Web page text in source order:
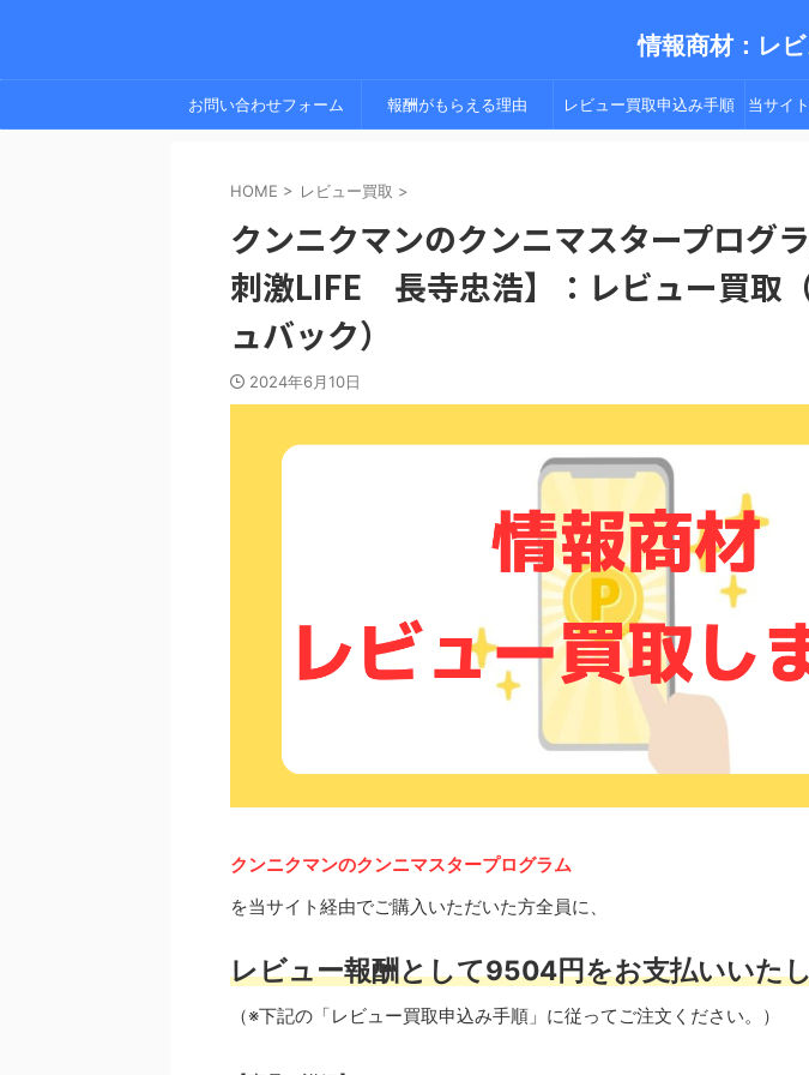
情報商材：レ
お問い合わせフォーム 報酬がもらえる理由 レビュー買取申込み手順 当サイ
HOME > レビュー買取 >
クンニクマンのクンニマスタープログラ
刺激LIFE 長寺忠浩】：レビュー買取
ュバック）
2024年6月10日
クンニクマンのクンニマスタープログラム
を当サイト経由でご購入いただいた方全員に、
レビュー報酬として9504円をお支払いいた
（※下記の「レビュー買取申込み手順」に従ってご注文ください。）